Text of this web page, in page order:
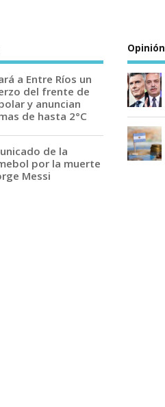
a Entre Ríos un
del frente de
y anuncian
de hasta 2°C
de la
por la muerte
Messi
Opinión